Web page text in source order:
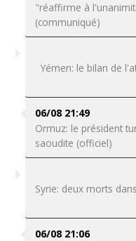
"réaffirme à
(communiqué)
Yémen: le bilan de
06/08 21:49
Ormuz: le président
saoudite (officiel)
Syrie: deux morts
06/08 21:06